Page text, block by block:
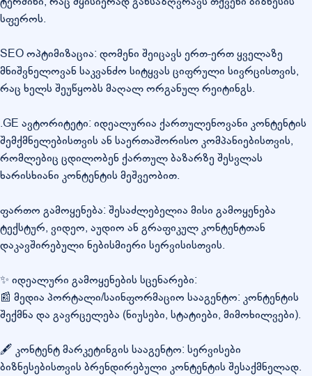
სფეროს.
SEO ოპტიმიზაცია: დომენი შეიცავს ერთ-ერთ ყველაზე
მნიშვნელოვან საკვანძო სიტყვას ციფრული სივრცისთვის,
რაც ხელს შეუწყობს მაღალ ორგანულ რეიტინგს.
.GE ავტორიტეტი: იდეალურია ქართულენოვანი კონტენტის
შემქმნელებისთვის ან საერთაშორისო კომპანიებისთვის,
რომლებიც ცდილობენ ქართულ ბაზარზე შესვლას
ხარისხიანი კონტენტის მეშვეობით.
ფართო გამოყენება: შესაძლებელია მისი გამოყენება
ტექსტურ, ვიდეო, აუდიო ან გრაფიკულ კონტენტთან
დაკავშირებული ნებისმიერი სერვისისთვის.
✨ იდეალური გამოყენების სცენარები:
📰 მედია პორტალი/საინფორმაციო სააგენტო: კონტენტის
შექმნა და გავრცელება (ნიუსები, სტატიები, მიმოხილვები).
🖋️ კონტენტ მარკეტინგის სააგენტო: სერვისები
ბიზნესებისთვის ბრენდირებული კონტენტის შესაქმნელად.